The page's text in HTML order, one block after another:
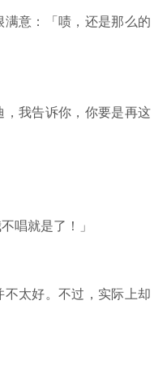
意：「啧，还是那么的
我告诉你，你要是再这
唱就是了！」
太好。不过，实际上却